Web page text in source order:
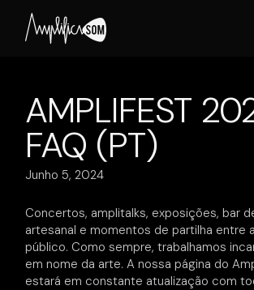
content
AMPLIFEST
FAQ (PT)
Junho 5, 2024
Concertos, amplitalks, exposições, bar
artesanal e momentos de partilha entre
público. Como sempre, trabalhamos
em nome da arte. A nossa página do
estará em constante atualização com